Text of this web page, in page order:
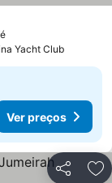
Yacht Club
Ver preços
Partilhar